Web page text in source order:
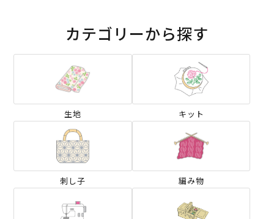
カテゴリーから探す
生地 キット
刺し子 編み物